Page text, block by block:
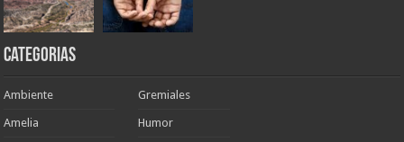
Categorias
Ambiente
Amelia
Gremiales
Humor